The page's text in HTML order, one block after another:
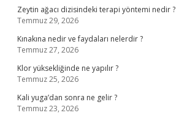
Zeytin ağacı dizisindeki terapi yöntemi nedir ?
Temmuz 29, 2026
Kınakına nedir ve faydaları nelerdir ?
Temmuz 27, 2026
Klor yüksekliğinde ne yapılır ?
Temmuz 25, 2026
Kali yuga’dan sonra ne gelir ?
Temmuz 23, 2026